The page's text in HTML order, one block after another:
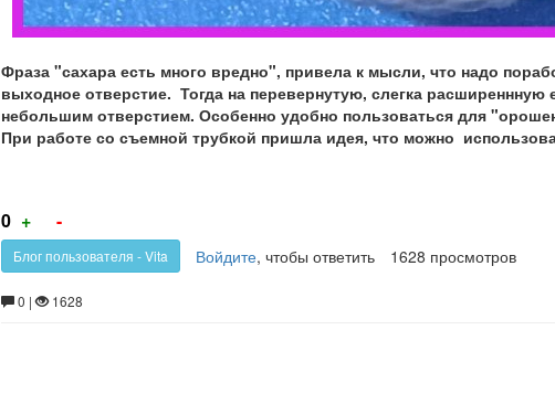
Фраза "сахара есть много вредно", привела к мысли, что надо
выходное отверстие. Тогда на перевернутую, слегка расширеннную
небольшим отверстием. Особенно удобно пользоваться для
При работе со съемной трубкой пришла идея, что можно
0 +
за!
-
против!
Блог пользователя - Vita Войдите, чтобы ответить 1628 просмотров
0 | 1628